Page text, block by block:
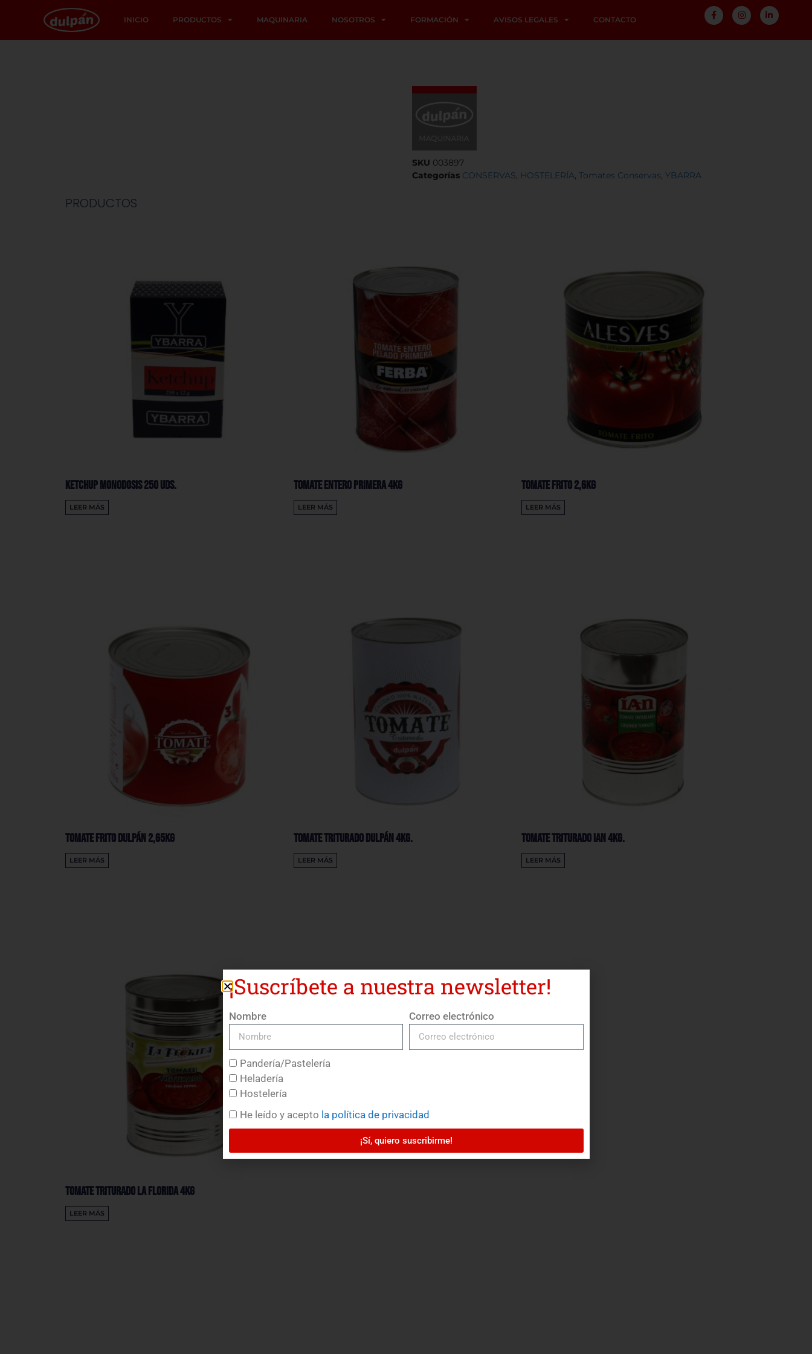
INICIO PRODUCTOS MAQUINARIA NOSOTROS FORMACIÓN AVISOS LEGALES CONTACTO
SKU 003897
Categorías CONSERVAS, HOSTELERÍA, Tomates Conservas, YBARRA
PRODUCTOS
Ketchup Monodosis 250 Uds.
LEER MÁS
Tomate Entero Primera 4Kg
LEER MÁS
Tomate Frito 2,6Kg
LEER MÁS
Tomate Frito Dulpán 2,65Kg
LEER MÁS
Tomate Triturado Dulpán 4Kg.
LEER MÁS
Tomate Triturado IAN 4Kg.
LEER MÁS
Tomate Triturado La Florida 4Kg
LEER MÁS
¡Suscríbete a nuestra newsletter!
Nombre Correo electrónico
Pandería/Pastelería
Heladería
Hostelería
He leído y acepto la política de privacidad
¡Sí, quiero suscribirme!